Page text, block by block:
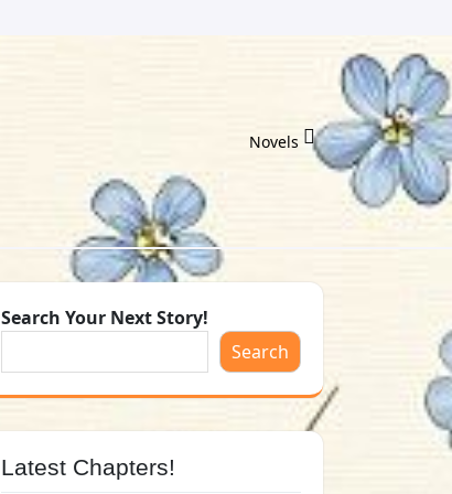
Novels
Search Your Next Story!
Search
Latest Chapters!